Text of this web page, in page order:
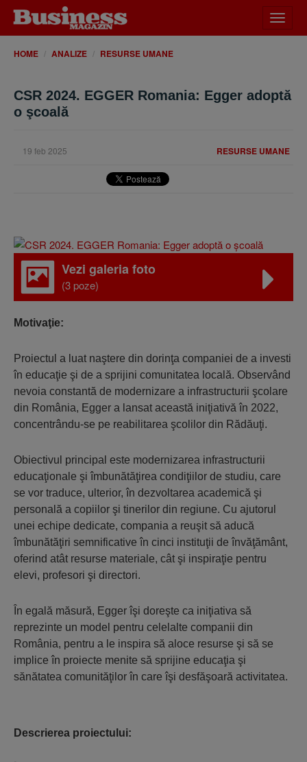
meniu
HOME ANALIZE RESURSE UMANE
CSR 2024. EGGER Romania: Egger adoptă
o şcoală
RESURSE UMANE
19 feb 2025
Vezi galeria foto
(3 poze)
Motivaţie:
Proiectul a luat naştere din dorinţa companiei de a investi
în educaţie şi de a sprijini comunitatea locală. Observând
nevoia constantă de modernizare a infrastructurii şcolare
din România, Egger a lansat această iniţiativă în 2022,
concentrându-se pe reabilitarea şcolilor din Rădăuţi.
Obiectivul principal este modernizarea infrastructurii
educaţionale şi îmbunătăţirea condiţiilor de studiu, care
se vor traduce, ulterior, în dezvoltarea academică şi
personală a copiilor şi tinerilor din regiune. Cu ajutorul
unei echipe dedicate, compania a reuşit să aducă
îmbunătăţiri semnificative în cinci instituţii de învăţământ,
oferind atât resurse materiale, cât şi inspiraţie pentru
elevi, profesori şi directori.
În egală măsură, Egger îşi doreşte ca iniţiativa să
reprezinte un model pentru celelalte companii din
România, pentru a le inspira să aloce resurse şi să se
implice în proiecte menite să sprijine educaţia şi
sănătatea comunităţilor în care îşi desfăşoară activitatea.
Descrierea proiectului: